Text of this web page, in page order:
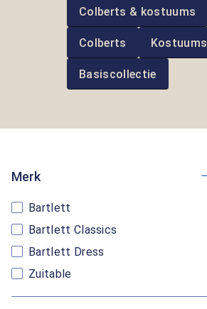
Colberts & kostuums
Colberts Kostuums
Basiscollectie
Merk
Bartlett
Bartlett Classics
Bartlett Dress
Zuitable